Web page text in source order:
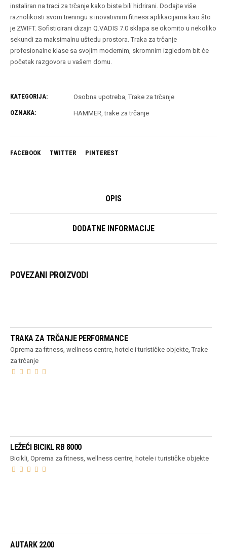
instaliran na traci za trčanje kako biste bili hidrirani. Dodajte više
raznolikosti svom treningu s inovativnim fitness aplikacijama kao što
je ZWIFT. Sofisticirani dizajn Q.VADIS 7.0 sklapa se okomito u nekoliko
sekundi za maksimalnu uštedu prostora. Traka za trčanje
profesionalne klase sa svojim modernim, skromnim izgledom bit će
početak razgovora u vašem domu.
KATEGORIJA: Osobna upotreba Trake za trčanje
OZNAKA: HAMMER ,trake za trčanje
FACEBOOK TWITTER PINTEREST
OPIS
DODATNE INFORMACIJE
POVEZANI PROIZVODI
TRAKA ZA TRČANJE PERFORMANCE
Oprema za fitness, wellness centre, hotele i turističke objekte ,Trake
za trčanje
LEŽEĆI BICIKL RB 8000
Bicikli ,Oprema za fitness, wellness centre, hotele i turističke objekte
AUTARK 2200